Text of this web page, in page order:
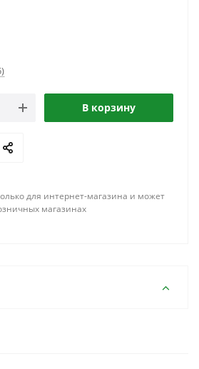
В корзину
для интернет-магазина и может
магазинах